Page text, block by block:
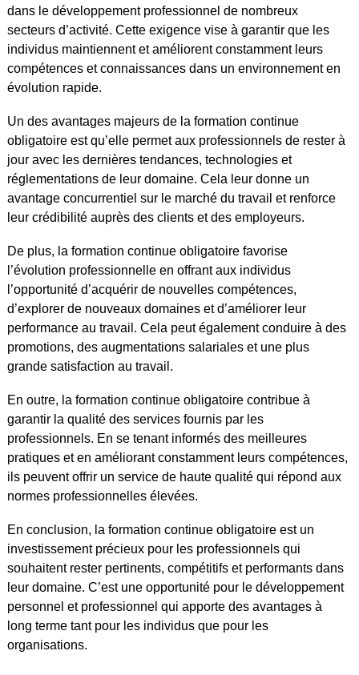
dans le développement professionnel de nombreux
secteurs d’activité. Cette exigence vise à garantir que les
individus maintiennent et améliorent constamment leurs
compétences et connaissances dans un environnement en
évolution rapide.
Un des avantages majeurs de la formation continue
obligatoire est qu’elle permet aux professionnels de rester à
jour avec les dernières tendances, technologies et
réglementations de leur domaine. Cela leur donne un
avantage concurrentiel sur le marché du travail et renforce
leur crédibilité auprès des clients et des employeurs.
De plus, la formation continue obligatoire favorise
l’évolution professionnelle en offrant aux individus
l’opportunité d’acquérir de nouvelles compétences,
d’explorer de nouveaux domaines et d’améliorer leur
performance au travail. Cela peut également conduire à des
promotions, des augmentations salariales et une plus
grande satisfaction au travail.
En outre, la formation continue obligatoire contribue à
garantir la qualité des services fournis par les
professionnels. En se tenant informés des meilleures
pratiques et en améliorant constamment leurs compétences,
ils peuvent offrir un service de haute qualité qui répond aux
normes professionnelles élevées.
En conclusion, la formation continue obligatoire est un
investissement précieux pour les professionnels qui
souhaitent rester pertinents, compétitifs et performants dans
leur domaine. C’est une opportunité pour le développement
personnel et professionnel qui apporte des avantages à
long terme tant pour les individus que pour les
organisations.